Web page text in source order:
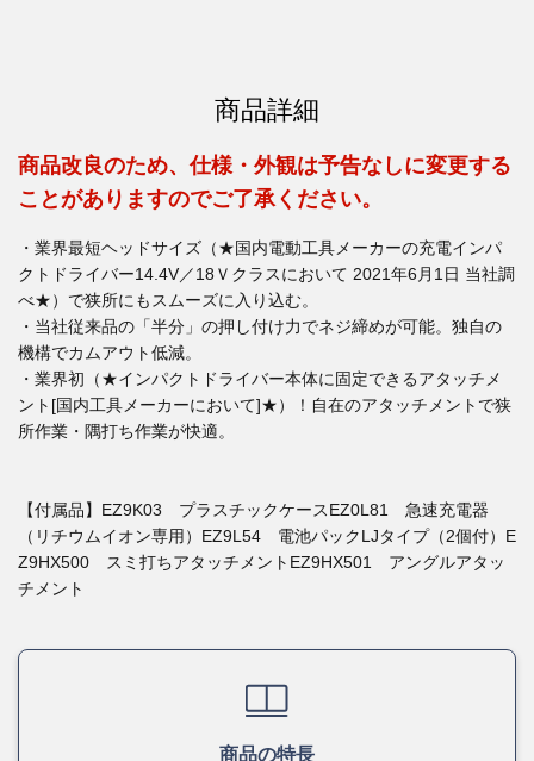
商品詳細
商品改良のため、仕様・外観は予告なしに変更する
ことがありますのでご了承ください。
・業界最短ヘッドサイズ（★国内電動工具メーカーの充電インパ
クトドライバー14.4V／18Ｖクラスにおいて 2021年6月1日 当社調
べ★）で狭所にもスムーズに入り込む。
・当社従来品の「半分」の押し付け力でネジ締めが可能。独自の
機構でカムアウト低減。
・業界初（★インパクトドライバー本体に固定できるアタッチメ
ント[国内工具メーカーにおいて]★）！自在のアタッチメントで狭
所作業・隅打ち作業が快適。
【付属品】EZ9K03 プラスチックケースEZ0L81 急速充電器
（リチウムイオン専用）EZ9L54 電池パックLJタイプ（2個付）E
Z9HX500 スミ打ちアタッチメントEZ9HX501 アングルアタッ
チメント
商品の特長